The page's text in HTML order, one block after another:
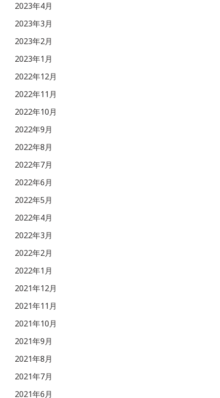
2023年4月
2023年3月
2023年2月
2023年1月
2022年12月
2022年11月
2022年10月
2022年9月
2022年8月
2022年7月
2022年6月
2022年5月
2022年4月
2022年3月
2022年2月
2022年1月
2021年12月
2021年11月
2021年10月
2021年9月
2021年8月
2021年7月
2021年6月